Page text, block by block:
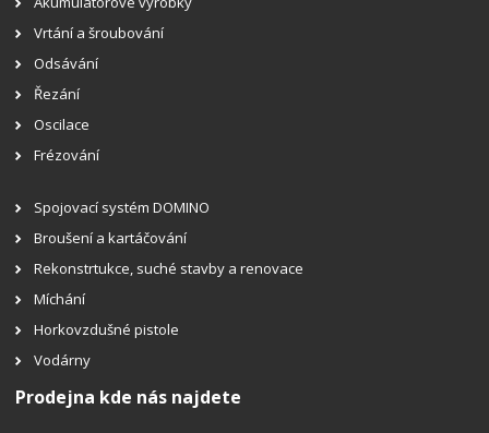
Vrtání a šroubování
Odsávání
Řezání
Oscilace
Frézování
Spojovací systém DOMINO
Broušení a kartáčování
Rekonstrtukce, suché stavby a renovace
Míchání
Horkovzdušné pistole
Vodárny
Prodejna kde nás najdete